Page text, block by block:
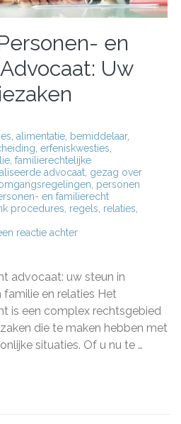
en
Uw
alimentatie bemiddelaar,
erfeniskwesties
familierechtelijke
advocaat gezag over
personen
en familierecht
procedures regels relaties
reactie achterop
Familierecht
Advocaat:
Gids
in
Familiezaken
advocaat: uw steun in
en relaties Het
is een complex rechtsgebied
die te maken hebben met
situaties. Of u nu te …